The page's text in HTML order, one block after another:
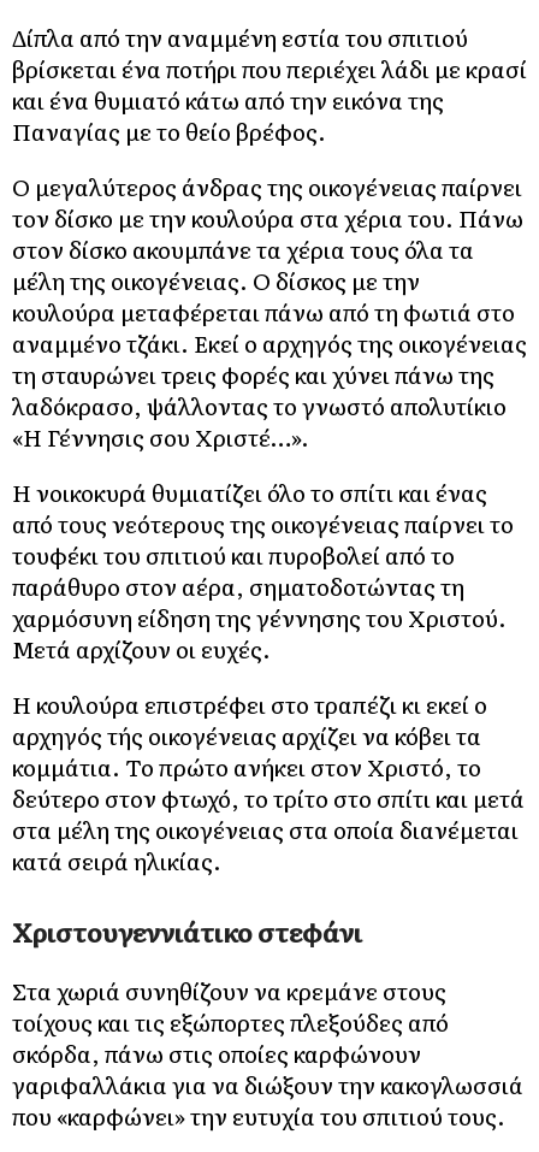
Δίπλα από την αναμμένη εστία του σπιτιού
βρίσκεται ένα ποτήρι που περιέχει λάδι με κρασί
και ένα θυμιατό κάτω από την εικόνα της
Παναγίας με το θείο βρέφος.
Ο μεγαλύτερος άνδρας της οικογένειας παίρνει
τον δίσκο με την κουλούρα στα χέρια του. Πάνω
στον δίσκο ακουμπάνε τα χέρια τους όλα τα
μέλη της οικογένειας. Ο δίσκος με την
κουλούρα μεταφέρεται πάνω από τη φωτιά στο
αναμμένο τζάκι. Εκεί ο αρχηγός της οικογένειας
τη σταυρώνει τρεις φορές και χύνει πάνω της
λαδόκρασο, ψάλλοντας το γνωστό απολυτίκιο
«Η Γέννησις σου Χριστέ…».
Η νοικοκυρά θυμιατίζει όλο το σπίτι και ένας
από τους νεότερους της οικογένειας παίρνει το
τουφέκι του σπιτιού και πυροβολεί από το
παράθυρο στον αέρα, σηματοδοτώντας τη
χαρμόσυνη είδηση της γέννησης του Χριστού.
Μετά αρχίζουν οι ευχές.
Η κουλούρα επιστρέφει στο τραπέζι κι εκεί ο
αρχηγός τής οικογένειας αρχίζει να κόβει τα
κομμάτια. Το πρώτο ανήκει στον Χριστό, το
δεύτερο στον φτωχό, το τρίτο στο σπίτι και μετά
στα μέλη της οικογένειας στα οποία διανέμεται
κατά σειρά ηλικίας.
Χριστουγεννιάτικο στεφάνι
Στα χωριά συνηθίζουν να κρεμάνε στους
τοίχους και τις εξώπορτες πλεξούδες από
σκόρδα, πάνω στις οποίες καρφώνουν
γαριφαλλάκια για να διώξουν την κακογλωσσιά
που «καρφώνει» την ευτυχία του σπιτιού τους.